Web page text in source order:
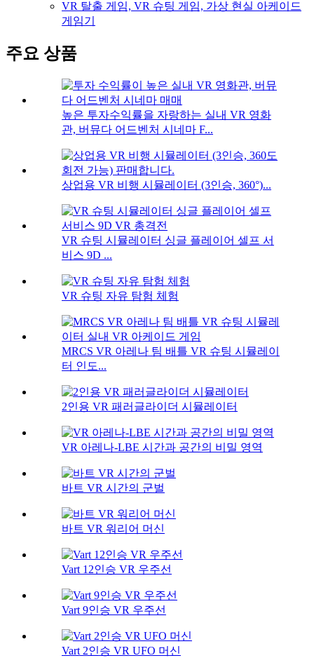
VR 탈출 게임, VR 슈팅 게임, 가상 현실 아케이드
게임기
주요 상품
높은 투자수익률을 자랑하는 실내 VR 영화
관, 버뮤다 어드벤처 시네마 F...
상업용 VR 비행 시뮬레이터 (3인승, 360°)...
VR 슈팅 시뮬레이터 싱글 플레이어 셀프 서
비스 9D ...
VR 슈팅 자유 탐험 체험
MRCS VR 아레나 팀 배틀 VR 슈팅 시뮬레이
터 인도...
2인용 VR 패러글라이더 시뮬레이터
VR 아레나-LBE 시간과 공간의 비밀 영역
바트 VR 시간의 군벌
바트 VR 워리어 머신
Vart 12인승 VR 우주선
Vart 9인승 VR 우주선
Vart 2인승 VR UFO 머신